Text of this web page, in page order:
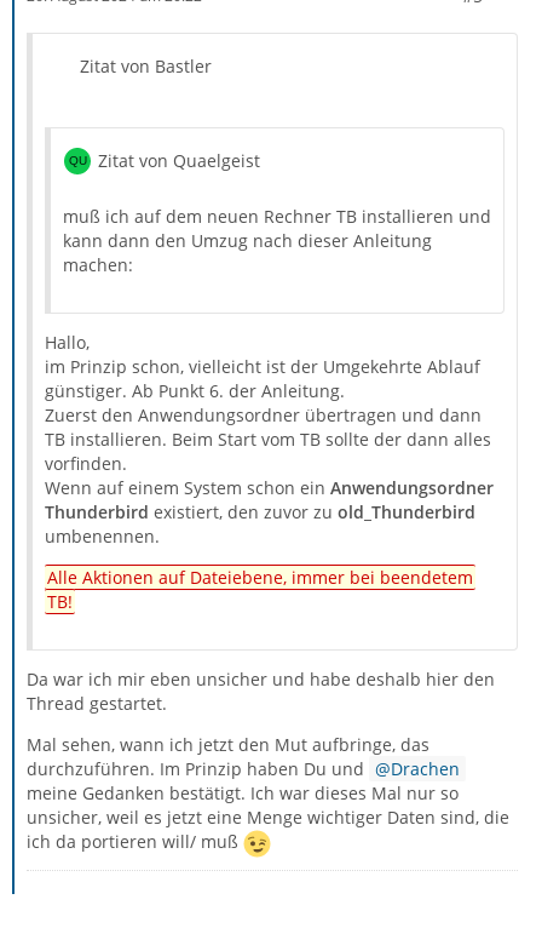
Normalerweise langt es nun, auf dem alten Rechner -
(Kannst du wahlweise oben per Adresszeile machen
oder per Tastenkombination Win+R und dort Eingabe
von %AppData%)
- den kopierst du (z.B: auf einen USB-Stick).
Dann Stick auswerfen, danach abziehen und zum neuen
Rechner wechseln.
Thunderbirdmarkieren und kopieren.
Auf dem neuen Rechner zum Pfad
navigieren.
Einen dort eventuell bereits vorhandenen Ordner
Thunderbird umbenennen (Löschen kannst du später immer
noch).
Den vom Stick kopierten Ordner direkt in
einfügen.
.... das wars normalerweise.
Thunderbird starten, kontrollieren, freuen.
Zitat von Quaelgeist
Probleme gemacht und ich gehe davon aus, daß es
auch dieses Mal keine geben wird.
Brauchst eh kein zusätzliches Tool dieser Art bei/seit
Win1x. Also weglassen, beste Problemvermeidung ever.
Zitat von Bastler
Zitat von Quaelgeist
muß ich auf dem neuen Rechner TB installieren und
kann dann den Umzug nach dieser Anleitung
machen:
Hallo,
im Prinzip schon, vielleicht ist der Umgekehrte Ablauf
günstiger. Ab Punkt 6. der Anleitung.
Zuerst den Anwendungsordner übertragen und dann
TB installieren. Beim Start vom TB sollte der dann alles
vorfinden.
Wenn auf einem System schon ein Anwendungsordner
Thunderbird existiert, den zuvor zu old_Thunderbird
umbenennen.
Alle Aktionen auf Dateiebene, immer bei beendetem
TB!
Da war ich mir eben unsicher und habe deshalb hier den
Thread gestartet.
Mal sehen, wann ich jetzt den Mut aufbringe, das
durchzuführen. Im Prinzip haben Du und
Drachen
meine Gedanken bestätigt. Ich war dieses Mal nur so
unsicher, weil es jetzt eine Menge wichtiger Daten sind, die
ich da portieren will/ muß